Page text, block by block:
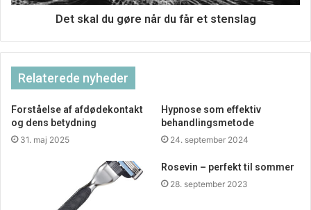
Det skal du gøre når du får et stenslag
Relaterede nyheder
Forståelse af afdødekontakt
og dens betydning
31. maj 2025
Hypnose som effektiv
behandlingsmetode
24. september 2024
Rosevin – perfekt til sommer
28. september 2023